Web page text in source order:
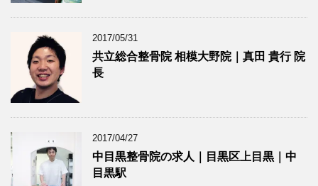
2017/05/31
共立総合整骨院 相模大野院｜真田 貴行 院
長
2017/04/27
中目黒整骨院の求人｜目黒区上目黒｜中
目黒駅